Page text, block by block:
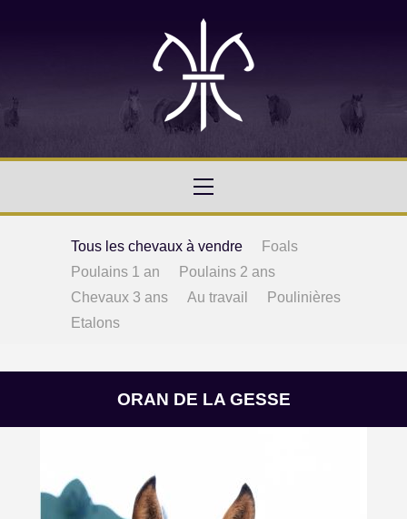
Tous les chevaux à vendre
Foals
Poulains 1 an
Poulains 2 ans
Chevaux 3 ans
Au travail
Poulinières
Etalons
ORAN DE LA GESSE